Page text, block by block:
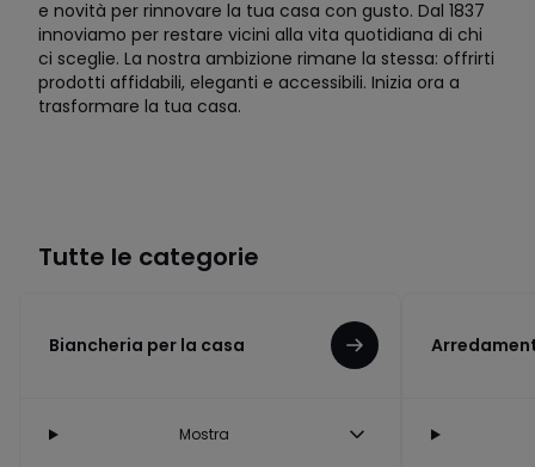
e novità per rinnovare la tua casa con gusto. Dal 1837
innoviamo per restare vicini alla vita quotidiana di chi
ci sceglie. La nostra ambizione rimane la stessa: offrirti
prodotti affidabili, eleganti e accessibili. Inizia ora a
trasformare la tua casa.
Tutte le categorie
Biancheria per la casa
Mostra